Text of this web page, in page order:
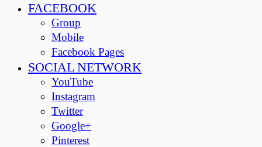
FACEBOOK
Group
Mobile
Facebook Pages
SOCIAL NETWORK
YouTube
Instagram
Twitter
Google+
Pinterest